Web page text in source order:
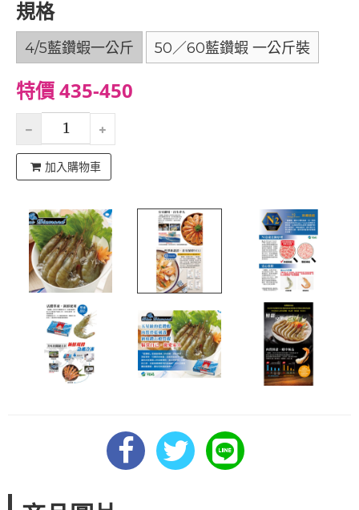
規格
4/5藍鑽蝦一公斤 50／60藍鑽蝦 一公斤裝
特價 435-450
加入購物車